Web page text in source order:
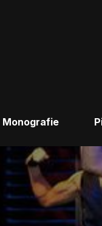
Monografie